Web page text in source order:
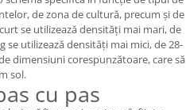
de zona de cultură, precum și de
se utilizează densități mai mari, de
utilizează densități mai mici, de 28-
dimensiuni corespunzătoare, care să
sol.
cu pas